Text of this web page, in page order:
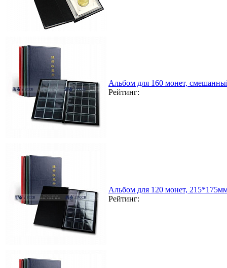
Альбом для 160 монет,
Рейтинг:
Альбом для 120 монет,
Рейтинг: